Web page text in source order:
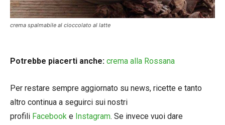
crema spalmabile al cioccolato al latte
Potrebbe piacerti anche: crema alla Rossana
Per restare sempre aggiornato su news, ricette e tanto
altro continua a seguirci sui nostri
profili Facebook e Instagram. Se invece vuoi dare